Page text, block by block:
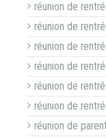
réunion de
réunion de
réunion de
réunion de
réunion de
réunion de
réunion de